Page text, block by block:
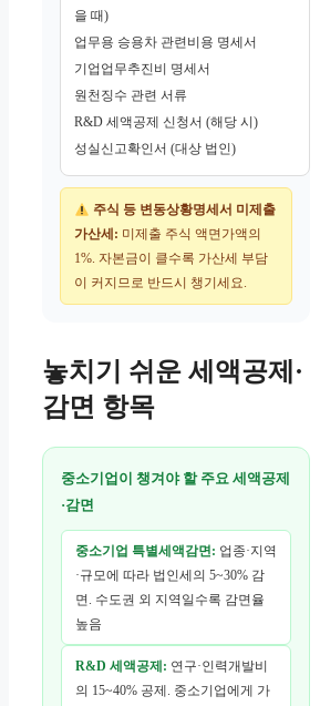
을 때)
업무용 승용차 관련비용 명세서
기업업무추진비 명세서
원천징수 관련 서류
R&D 세액공제 신청서 (해당 시)
성실신고확인서 (대상 법인)
주식 등 변동상황명세서 미제출
가산세: 미제출 주식 액면가액의
1%. 자본금이 클수록 가산세 부담
이 커지므로 반드시 챙기세요.
놓치기 쉬운 세액공제·
감면 항목
중소기업이 챙겨야 할 주요 세액공제
·감면
중소기업 특별세액감면: 업종·지역
·규모에 따라 법인세의 5~30% 감
면. 수도권 외 지역일수록 감면율
높음
R&D 세액공제: 연구·인력개발비
의 15~40% 공제. 중소기업에게 가